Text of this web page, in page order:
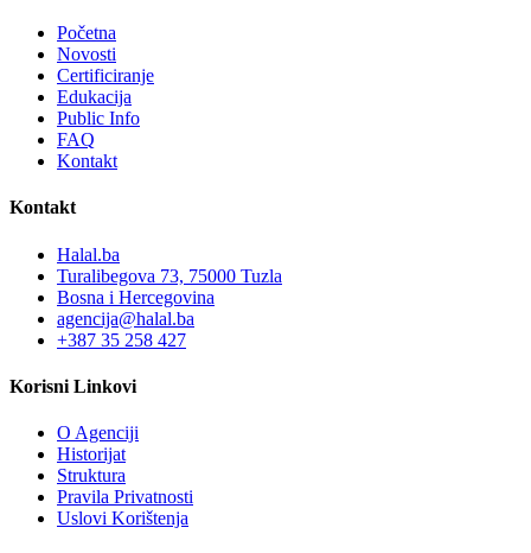
Početna
Novosti
Certificiranje
Edukacija
Public Info
FAQ
Kontakt
Kontakt
Halal.ba
Turalibegova 73, 75000 Tuzla
Bosna i Hercegovina
agencija@halal.ba
+387 35 258 427
Korisni Linkovi
O Agenciji
Historijat
Struktura
Pravila Privatnosti
Uslovi Korištenja